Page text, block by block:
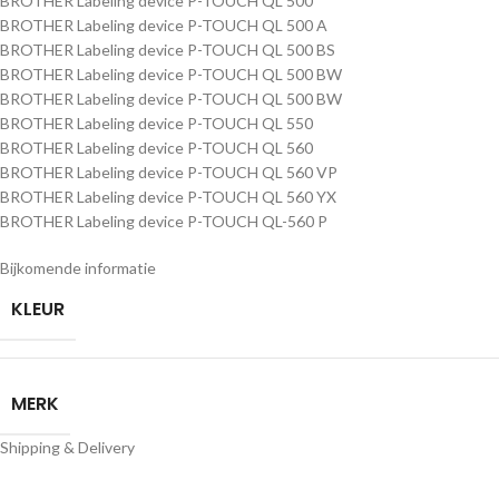
BROTHER Labeling device P-TOUCH QL 500 A
BROTHER Labeling device P-TOUCH QL 500 BS
BROTHER Labeling device P-TOUCH QL 500 BW
BROTHER Labeling device P-TOUCH QL 500 BW
BROTHER Labeling device P-TOUCH QL 550
BROTHER Labeling device P-TOUCH QL 560
BROTHER Labeling device P-TOUCH QL 560 VP
BROTHER Labeling device P-TOUCH QL 560 YX
BROTHER Labeling device P-TOUCH QL-560 P
Bijkomende informatie
KLEUR
MERK
Shipping & Delivery